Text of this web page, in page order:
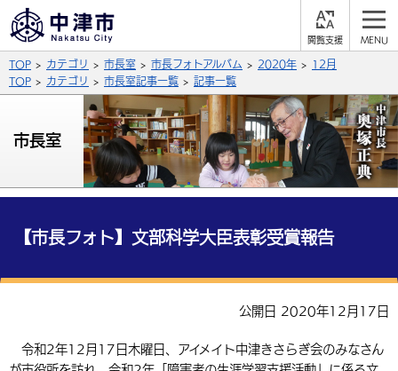
支
背景色
青 白
文字の大きさ
拡大 標準 縮小
言語を選択
公式SNS
X (Twitter) YouTube
サイト内検索
総合メニュー
保険・年金
福祉・介護 健康・予防
入札・契約 産業・雇用
子育て・教育
TOP カテゴリ 市長室 市長フォトアルバム 2020年
12月
TOP
カテゴリ 市長室記事一覧 記事一覧
市長室
【市長フォト】文部科学大臣表彰受賞報告
公開日 2020年12月17日
令和2年12月17日木曜日、アイメイト中津きさらぎ会のみなさん